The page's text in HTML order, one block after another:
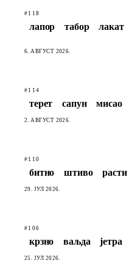
#118
лапор табор лакат
6. АВГУСТ 2026.
#114
терет сапун мисао
2. АВГУСТ 2026.
#110
битно штиво расти
29. ЈУЛ 2026.
#106
крзно ваљда јетра
25. ЈУЛ 2026.